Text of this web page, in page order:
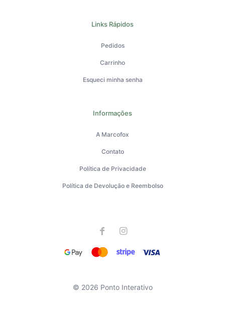
Links Rápidos
Pedidos
Carrinho
Esqueci minha senha
Informações
A Marcofox
Contato
Política de Privacidade
Política de Devolução e Reembolso
© 2026 Ponto Interativo